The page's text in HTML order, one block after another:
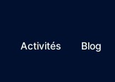
Activités Blog